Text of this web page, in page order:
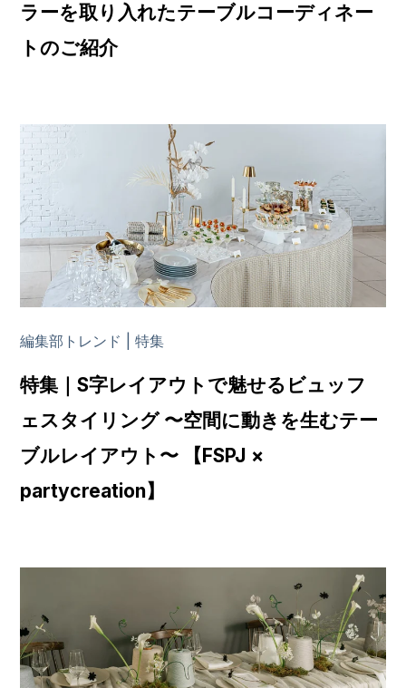
ラーを取り入れたテーブルコーディネー
トのご紹介
編集部トレンド | 特集
特集｜S字レイアウトで魅せるビュッフ
ェスタイリング 〜空間に動きを生むテー
ブルレイアウト〜 【FSPJ ×
partycreation】